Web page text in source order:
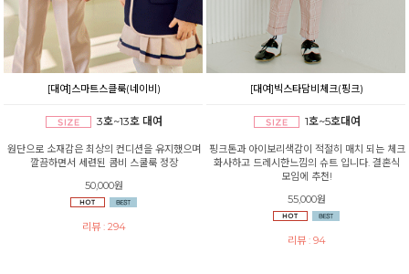
[대여]스마트스클룩(네이비)
3호~13호 대여
원단으로 소재감은 최상의 컨디션을 유지했으며
깔끔하면서 세련된 콤비 스쿨룩 정장
50,000원
리뷰 : 294
[대여]빅스타담비체크(핑크)
1호~5호대여
핑크톤과 아이보리색감이 적절히 매치 되는 체크
화사하고 드레시한느낌의 슈트 입니다. 결혼식
모임에 추천!
55,000원
리뷰 : 94